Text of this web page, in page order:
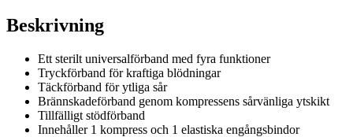
Beskrivning
Ett sterilt universalförband med fyra funktioner
Tryckförband för kraftiga blödningar
Täckförband för ytliga sår
Brännskadeförband genom kompressens sårvänliga ytskikt
Tillfälligt stödförband
Innehåller 1 kompress och 1 elastiska engångsbindor